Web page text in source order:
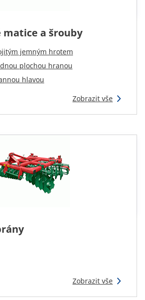
matice a šrouby
jemným hrotem
plochou hranou
hlavou
Zobrazit vše
Zobrazit vše